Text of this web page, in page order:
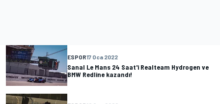
ESPOR17 Oca 2022
Sanal Le Mans 24 Saat'i Realteam Hydrogen ve
BMW Redline kazandı!